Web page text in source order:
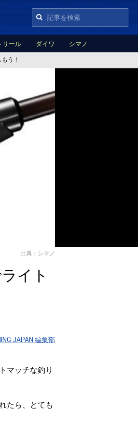
リール ダイワ シマノ
う！
出典：シマノ
イト
JAPAN 編集部
マッチな釣り
たら、とても